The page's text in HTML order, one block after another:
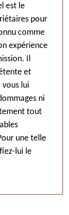
est le
pour
comme
expérience
Il
et
vous lui
ni
tout
une telle
lui le